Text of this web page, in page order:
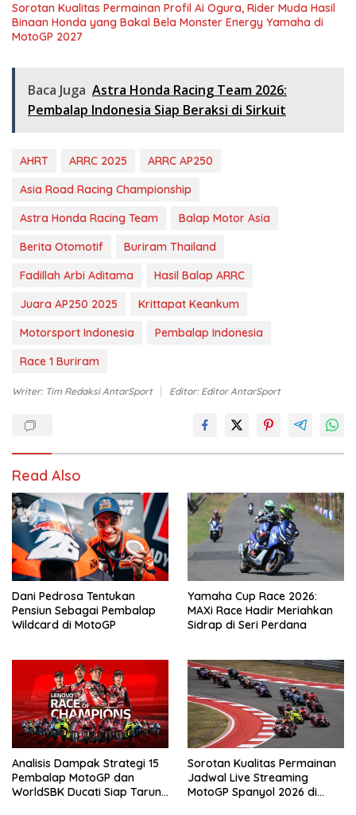
Sorotan Kualitas Permainan Profil Ai Ogura, Rider Muda Hasil
Binaan Honda yang Bakal Bela Monster Energy Yamaha di
MotoGP 2027
Baca Juga Astra Honda Racing Team 2026:
Pembalap Indonesia Siap Beraksi di Sirkuit
AHRT ARRC 2025
ARRC AP250
Asia Road Racing Championship
Astra Honda Racing Team
Balap Motor Asia
Berita Otomotif
Buriram Thailand
Fadillah Arbi Aditama
Hasil Balap ARRC
Juara AP250 2025
Krittapat Keankum
Motorsport Indonesia
Pembalap Indonesia
Race 1 Buriram
Writer: Tim Redaksi AntarSport Editor: Editor AntarSport
Read Also
Dani Pedrosa Tentukan
Pensiun Sebagai Pembalap
Wildcard di MotoGP
Yamaha Cup Race 2026:
MAXi Race Hadir Meriahkan
Sidrap di Seri Perdana
Analisis Dampak Strategi 15
Pembalap MotoGP dan
WorldSBK Ducati Siap Tarung
Sorotan Kualitas Permainan
Jadwal Live Streaming
MotoGP Spanyol 2026 di